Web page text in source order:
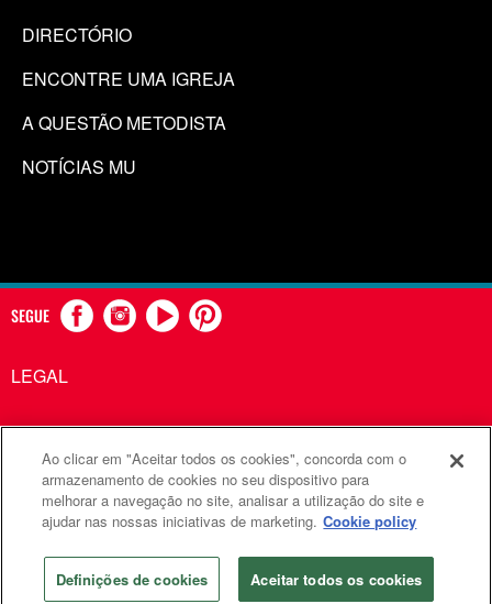
DIRECTÓRIO
ENCONTRE UMA IGREJA
A QUESTÃO METODISTA
NOTÍCIAS MU
SEGUE
LEGAL
Comunicações Metodistas Unidas é uma agência da Igreja
Metodista Unida
©2026 Comunicações Metodistas Unidas. Todos os direitos
reservados
Ao clicar em "Aceitar todos os cookies", concorda com o
armazenamento de cookies no seu dispositivo para
melhorar a navegação no site, analisar a utilização do site e
ajudar nas nossas iniciativas de marketing. Cookie policy
Definições de cookies Aceitar todos os cookies